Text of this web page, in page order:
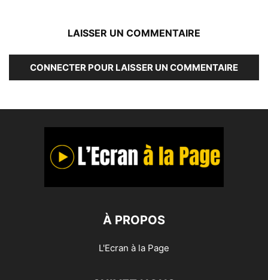
LAISSER UN COMMENTAIRE
CONNECTER POUR LAISSER UN COMMENTAIRE
À PROPOS
L'Ecran à la Page